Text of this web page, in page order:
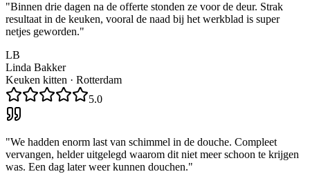
"Binnen drie dagen na de offerte stonden ze voor de deur. Strak
resultaat in de keuken, vooral de naad bij het werkblad is super
netjes geworden."
LB
Linda Bakker
Keuken kitten · Rotterdam
5.0
"We hadden enorm last van schimmel in de douche. Compleet
vervangen, helder uitgelegd waarom dit niet meer schoon te krijgen
was. Een dag later weer kunnen douchen."